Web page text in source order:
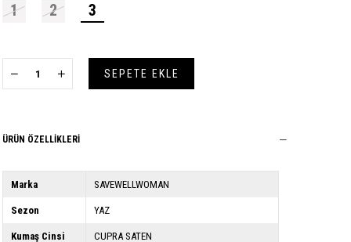
1 2 3
ÜRÜN ÖZELLIKLERI
Marka SAVEWELLWOMAN
Sezon YAZ
Kumaş Cinsi CUPRA SATEN